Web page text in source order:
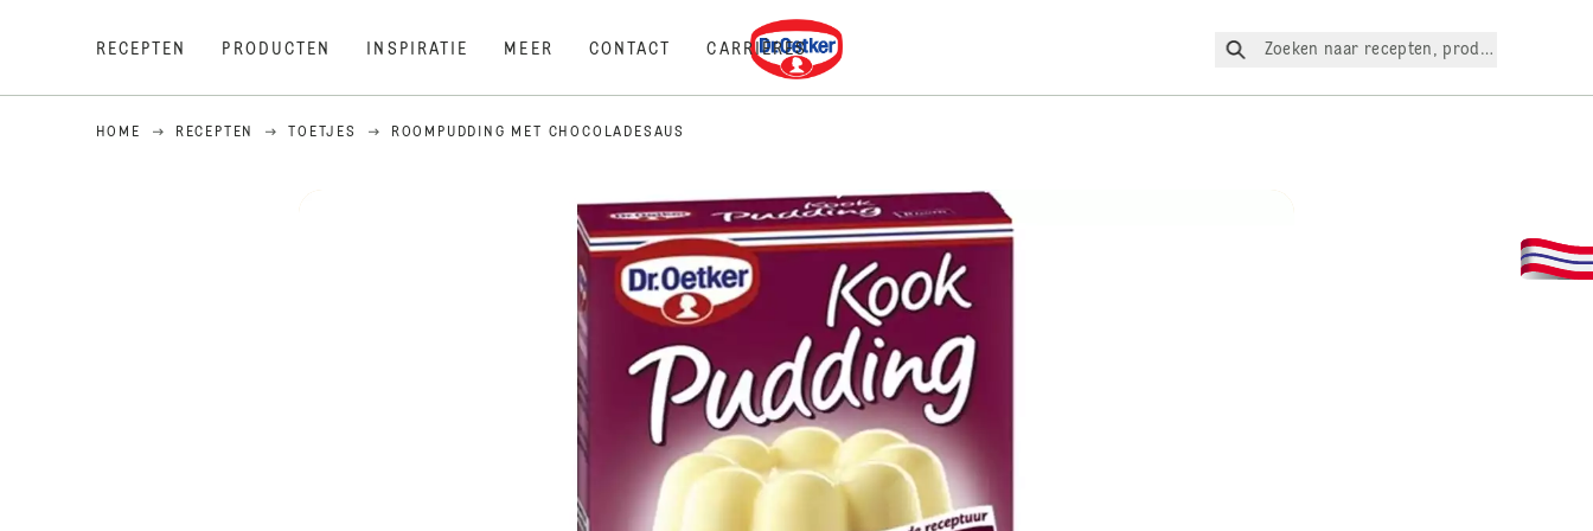
RECEPTEN PRODUCTEN INSPIRATIE MEER CONTACT CARRIÈRES
Dr. Oetker
Zoeken naar recepten, producten, enz.
HOME RECEPTEN TOETJES ROOMPUDDING MET CHOCOLADESAUS